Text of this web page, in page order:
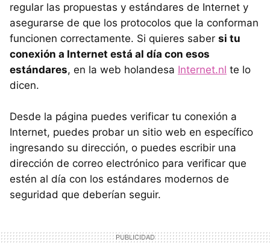
regular las propuestas y estándares de Internet y
asegurarse de que los protocolos que la conforman
funcionen correctamente. Si quieres saber si tu
conexión a Internet está al día con esos
estándares, en la web holandesa Internet.nl te lo
dicen.
Desde la página puedes verificar tu conexión a
Internet, puedes probar un sitio web en específico
ingresando su dirección, o puedes escribir una
dirección de correo electrónico para verificar que
estén al día con los estándares modernos de
seguridad que deberían seguir.